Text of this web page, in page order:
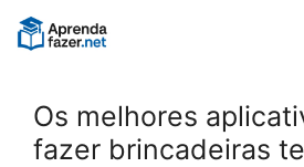
Pular
para
Os melhores
fazer brincadeiras